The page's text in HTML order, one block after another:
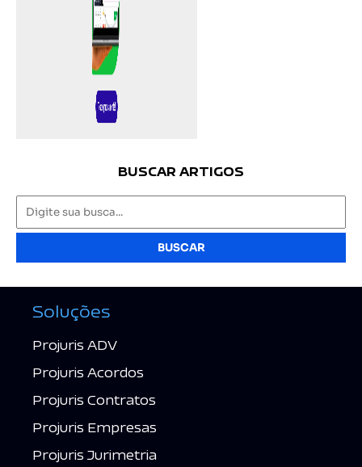
BUSCAR ARTIGOS
BUSCAR
Soluções
Projuris ADV
Projuris Acordos
Projuris Contratos
Projuris Empresas
Projuris Jurimetria